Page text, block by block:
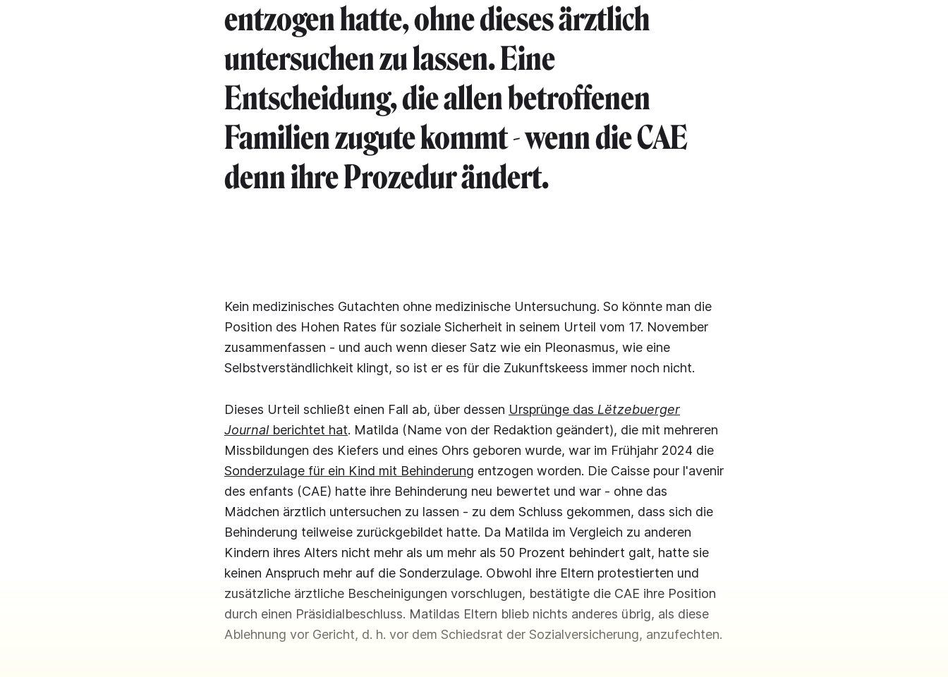
entzogen hatte, ohne dieses ärztlich
untersuchen zu lassen. Eine
Entscheidung, die allen betroffenen
Familien zugute kommt - wenn die CAE
denn ihre Prozedur ändert.
Kein medizinisches Gutachten ohne medizinische Untersuchung. So könnte man die
Position des Hohen Rates für soziale Sicherheit in seinem Urteil vom 17. November
zusammenfassen - und auch wenn dieser Satz wie ein Pleonasmus, wie eine
Selbstverständlichkeit klingt, so ist er es für die Zukunftskeess immer noch nicht.
Dieses Urteil schließt einen Fall ab, über dessen Ursprünge das Lëtzebuerger
Journal berichtet hat. Matilda (Name von der Redaktion geändert), die mit mehreren
Missbildungen des Kiefers und eines Ohrs geboren wurde, war im Frühjahr 2024 die
Sonderzulage für ein Kind mit Behinderung entzogen worden. Die Caisse pour l'avenir
des enfants (CAE) hatte ihre Behinderung neu bewertet und war - ohne das
Mädchen ärztlich untersuchen zu lassen - zu dem Schluss gekommen, dass sich die
Behinderung teilweise zurückgebildet hatte. Da Matilda im Vergleich zu anderen
Kindern ihres Alters nicht mehr als um mehr als 50 Prozent behindert galt, hatte sie
keinen Anspruch mehr auf die Sonderzulage. Obwohl ihre Eltern protestierten und
zusätzliche ärztliche Bescheinigungen vorschlugen, bestätigte die CAE ihre Position
durch einen Präsidialbeschluss. Matildas Eltern blieb nichts anderes übrig, als diese
Ablehnung vor Gericht, d. h. vor dem Schiedsrat der Sozialversicherung, anzufechten.